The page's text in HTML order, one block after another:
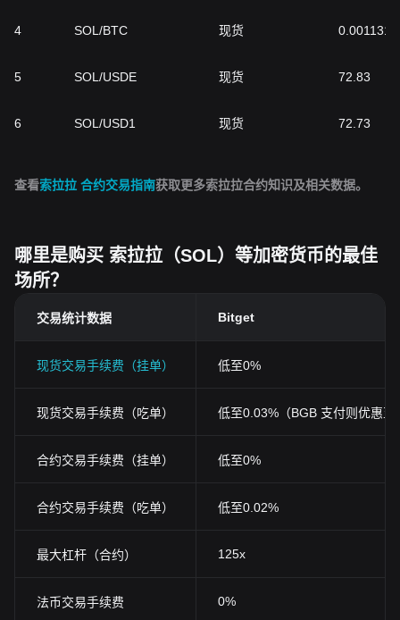
4 SOL/BTC 现货 0.0011312
5 SOL/USDE 现货 72.83
6 SOL/USD1 现货 72.73
查看索拉拉 合约交易指南获取更多索拉拉合约知识及相关数据。
哪里是购买 索拉拉（SOL）等加密货币的最佳
场所？
交易统计数据 Bitget
现货交易手续费（挂单） 低至0%
现货交易手续费（吃单） 低至0.03%（BGB 支付则优惠至
合约交易手续费（挂单） 低至0%
合约交易手续费（吃单） 低至0.02%
最大杠杆（合约） 125x
法币交易手续费 0%